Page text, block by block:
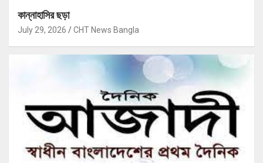
কান্নাহাসির ছড়া
July 29, 2026 CHT News Bangla